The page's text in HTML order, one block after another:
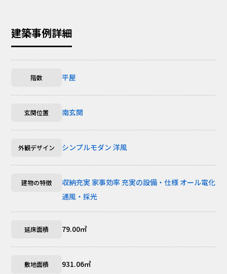
建築事例詳細
階数 平屋
玄関位置 南玄関
外観デザイン シンプルモダン 洋風
建物の特徴 収納充実 家事効率 充実の設備・仕様 オール電化
通風・採光
延床面積 79.00㎡
敷地面積 931.06㎡